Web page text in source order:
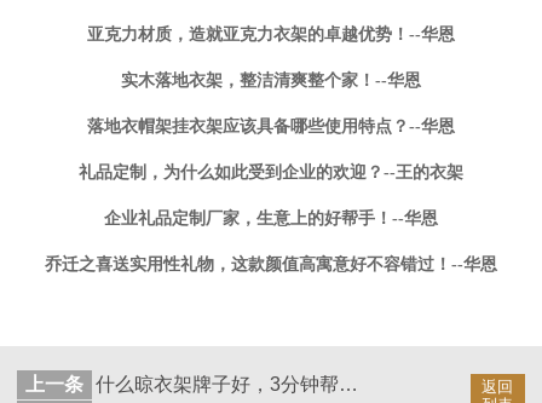
亚克力材质，造就亚克力衣架的卓越优势！--华恩
实木落地衣架，整洁清爽整个家！--华恩
落地衣帽架挂衣架应该具备哪些使用特点？--华恩
礼品定制，为什么如此受到企业的欢迎？--王的衣架
企业礼品定制厂家，生意上的好帮手！--华恩
乔迁之喜送实用性礼物，这款颜值高寓意好不容错过！--华恩
返回
上一条 什么晾衣架牌子好，3分钟帮你鉴别！--华恩